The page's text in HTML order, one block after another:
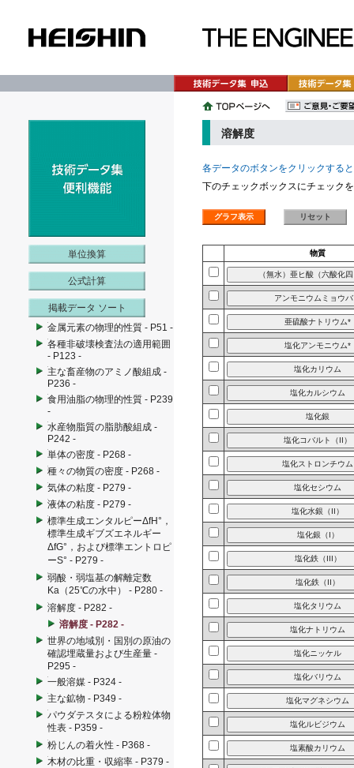
単位換算
公式計算
掲載データ ソート
金属元素の物理的性質 - P51 -
各種非破壊検査法の適用範囲
- P123 -
主な畜産物のアミノ酸組成 -
P236 -
食用油脂の物理的性質 - P239
-
水産物脂質の脂肪酸組成 -
P242 -
単体の密度 - P268 -
種々の物質の密度 - P268 -
気体の粘度 - P279 -
液体の粘度 - P279 -
標準生成エンタルピーΔfH°，
標準生成ギブズエネルギー
ΔfG°，および標準エントロピ
ーS° - P279 -
弱酸・弱塩基の解離定数
Ka（25℃の水中） - P280 -
溶解度 - P282 -
溶解度 - P282 -
世界の地域別・国別の原油の
確認埋蔵量および生産量 -
P295 -
一般溶媒 - P324 -
主な鉱物 - P349 -
パウダテスタによる粉粒体物
性表 - P359 -
粉じんの着火性 - P368 -
木材の比重・収縮率 - P379 -
溶解度
各データのボタンをクリックする
下のチェックボックスにチェック
物質